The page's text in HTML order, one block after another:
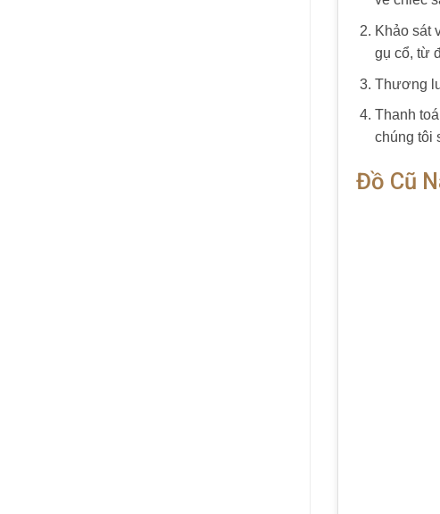
Khảo sát
gụ cổ, từ
Thương
Thanh
chúng tôi
Đồ Cũ